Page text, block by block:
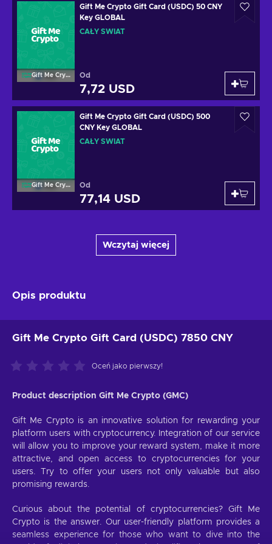
Gift Me Crypto
Gift Me Crypto Gift Card (USDC) 50 CNY
Key GLOBAL
CAŁY ŚWIAT
Od
7,72 USD
Gift Me Crypto
Gift Me Crypto Gift Card (USDC) 500
CNY Key GLOBAL
CAŁY ŚWIAT
Od
77,14 USD
Wczytaj więcej
Opis produktu
Gift Me Crypto Gift Card (USDC) 7850 CNY
Oceń jako pierwszy!
Product description Gift Me Crypto (GMC)
Gift Me Crypto is an innovative solution for rewarding your
platform users with cryptocurrency. Integration of our service
will allow you to improve your reward system, make it more
attractive, and open access to cryptocurrencies for your
users. Try to offer your users not only valuable but also
promising rewards.
Curious about the potential of cryptocurrencies? Gift Me
Crypto is the answer. Our user-friendly platform provides a
seamless experience for those who want to dive into the